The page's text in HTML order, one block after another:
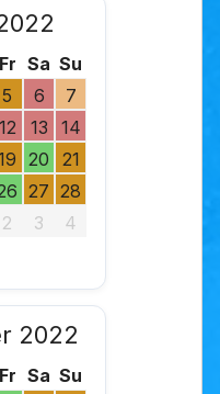
Fr Sa Su
5 6
7
12 13
14
20
21
27 28
2 3 4
2022
Fr Sa Su